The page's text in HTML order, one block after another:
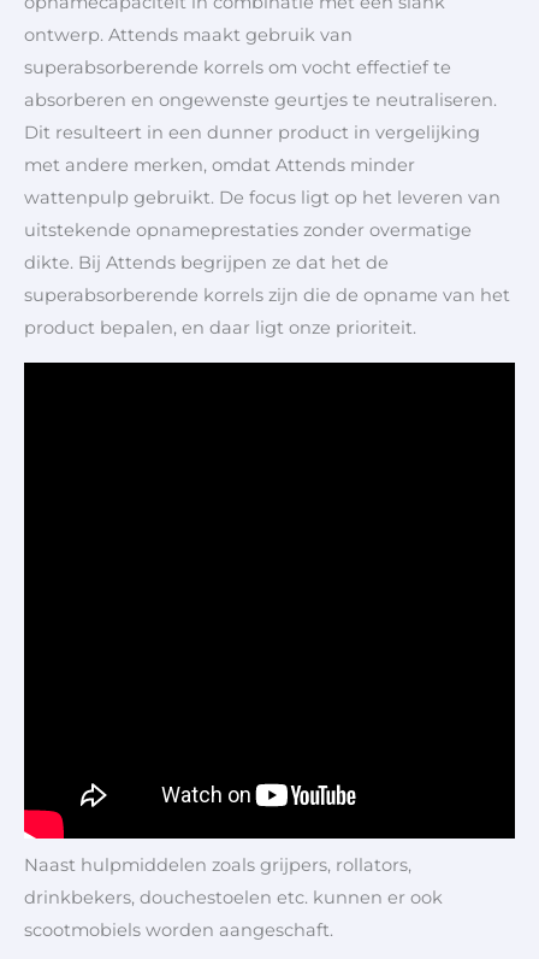
ontwerp. Attends maakt gebruik van
superabsorberende korrels om vocht effectief te
absorberen en ongewenste geurtjes te neutraliseren.
Dit resulteert in een dunner product in vergelijking
met andere merken, omdat Attends minder
wattenpulp gebruikt. De focus ligt op het leveren van
uitstekende opnameprestaties zonder overmatige
dikte. Bij Attends begrijpen ze dat het de
superabsorberende korrels zijn die de opname van het
product bepalen, en daar ligt onze prioriteit.
Naast hulpmiddelen zoals grijpers, rollators,
drinkbekers, douchestoelen etc. kunnen er ook
scootmobiels worden aangeschaft.